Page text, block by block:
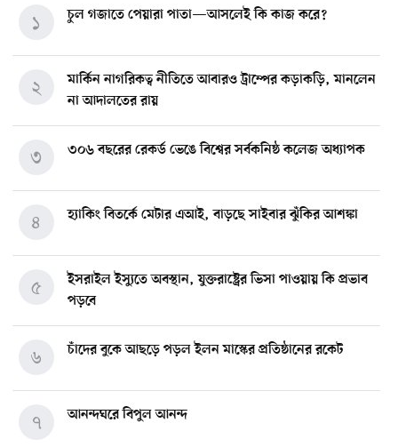
চুল গজাতে পেয়ারা পাতা—আসলেই কি কাজ করে?
১
মার্কিন নাগরিকত্ব নীতিতে আবারও ট্রাম্পের কড়াকড়ি, মানলেন
না আদালতের রায়
২
৩০৬ বছরের রেকর্ড ভেঙে বিশ্বের সর্বকনিষ্ঠ কলেজ অধ্যাপক
৩
হ্যাকিং বিতর্কে মেটার এআই, বাড়ছে সাইবার ঝুঁকির আশঙ্কা
৪
ইসরাইল ইস্যুতে অবস্থান, যুক্তরাষ্ট্রের ভিসা পাওয়ায় কি প্রভাব
পড়বে
৫
চাঁদের বুকে আছড়ে পড়ল ইলন মাস্কের প্রতিষ্ঠানের রকেট
৬
আনন্দঘরে বিপুল আনন্দ
৭